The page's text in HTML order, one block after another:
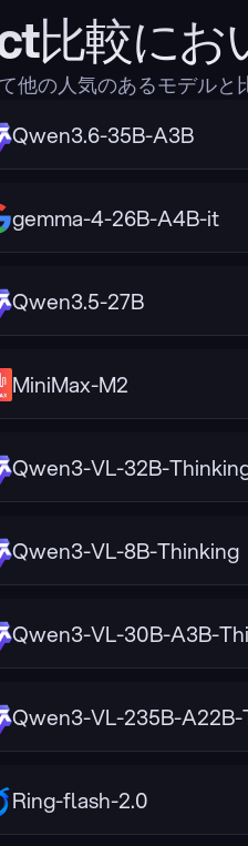
比較にお
の人気のあるモデルと
Qwen3.6-35B-A3B
gemma-4-26B-A4B-it
Qwen3.5-27B
MiniMax-M2
Qwen3-VL-32B-
Qwen3-VL-8B-Thinking
Qwen3-VL-30B-A3B-
Qwen3-VL-235B-
Ring-flash-2.0